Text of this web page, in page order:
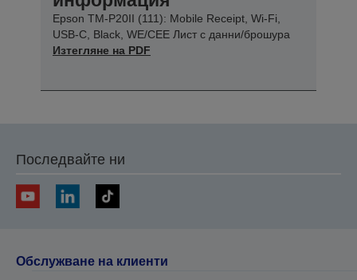
Epson TM-P20II (111): Mobile Receipt, Wi-Fi,
USB-C, Black, WE/CEE Лист с данни/брошура
Изтегляне на PDF
Последвайте ни
Обслужване на клиенти